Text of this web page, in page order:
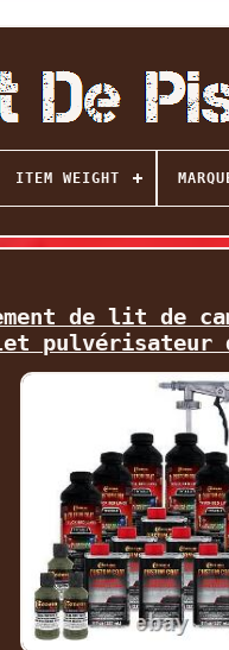
ITEM WEIGHT
de lit de
pulvérisateur